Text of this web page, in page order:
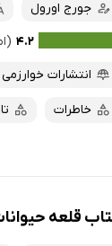
جورج اورول
۴.۲
انتشارات خوارزمی
خاطرات
قلعه‌